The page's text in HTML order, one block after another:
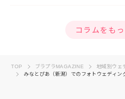
コラムをも
TOP ブラプラMAGAZINE 地域別ウェ
みなとぴあ（新潟）でのフォトウェディン